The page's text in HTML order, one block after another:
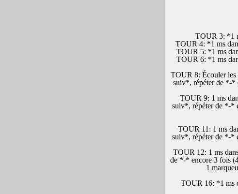
TOUR 3: *1
TOUR 4: *1 ms
TOUR 5: *1 ms
TOUR 6: *1 ms
TOUR 8: Écouler les
suiv*, répéter de *-*
TOUR 9: 1 ms
suiv*, répéter de *-*
TOUR 11: 1 ms
suiv*, répéter de *-*
TOUR 12: 1 ms
de *-* encore 3 fois
1
TOUR 16: *1 ms